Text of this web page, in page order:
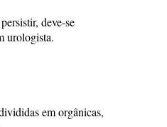
deve-se
urologista.
em orgânicas,